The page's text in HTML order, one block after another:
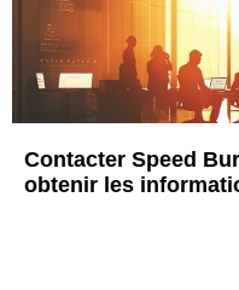
Contacter Speed
obtenir les